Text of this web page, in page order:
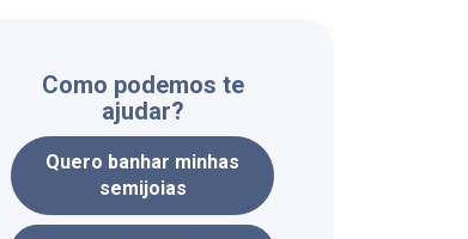
Como podemos te
ajudar?
Quero banhar minhas
semijoias